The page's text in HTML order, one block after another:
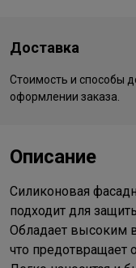
Доставка
Стоимость и способы
оформлении заказа.
Описание
Силиконовая
подходит для
Обладает высоким
что предотвращает